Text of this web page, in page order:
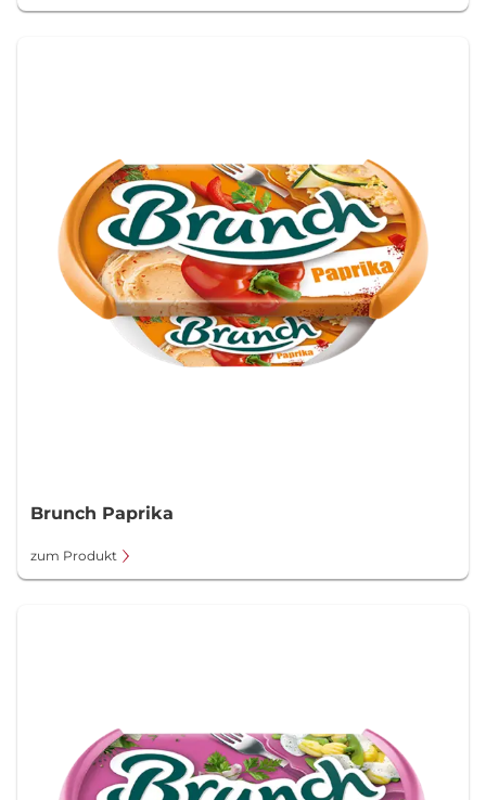
Brunch Paprika
zum Produkt